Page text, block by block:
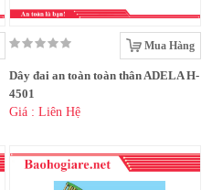
Mua Hàng
Dây đai an toàn toàn thân ADELA H-
4501
Giá : Liên Hệ